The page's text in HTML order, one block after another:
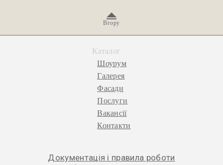
Вгору
Каталог
Шоурум
Галерея
Фасади
Послуги
Вакансії
Контакти
Документація і правила роботи